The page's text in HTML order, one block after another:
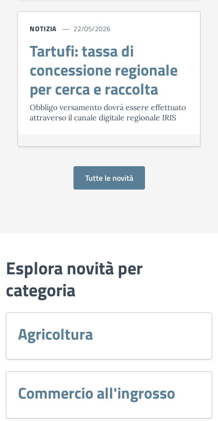
NOTIZIA 22/05/2026
Tartufi: tassa di
concessione regionale
per cerca e raccolta
Obbligo versamento dovrà essere effettuato
attraverso il canale digitale regionale IRIS
Tutte le novità
Esplora novità per
categoria
Agricoltura
Commercio all'ingrosso